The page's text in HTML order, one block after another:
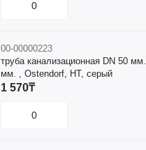
00-00000223
труба канализационная DN 50
мм. , Ostendorf, HT, серый
1 570₸